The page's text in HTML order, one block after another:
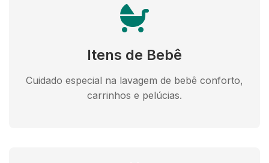
Itens de Bebê
Cuidado especial na lavagem de bebê conforto,
carrinhos e pelúcias.